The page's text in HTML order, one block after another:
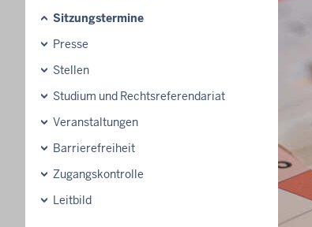
Sitzungstermine
Presse
Stellen
Studium und Rechtsreferendariat
Veranstaltungen
Barrierefreiheit
Zugangskontrolle
Leitbild